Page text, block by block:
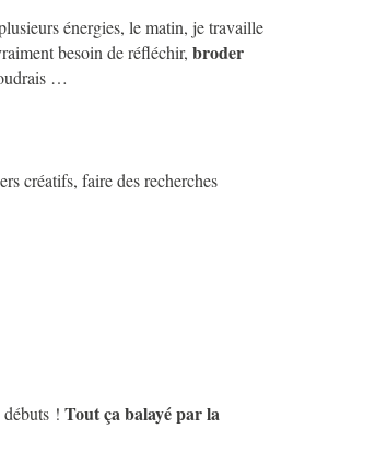
énergies, le matin, je travaille
besoin de réfléchir, broder
…
créatifs, faire des recherches
débuts ! Tout ça balayé par la